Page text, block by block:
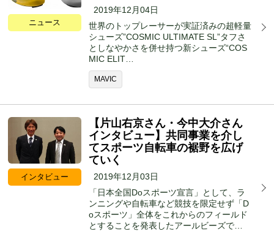
ニュース
2019年12月04日
世界のトップレーサーが実証済みの超軽量
シューズ”COSMIC ULTIMATE SL”タフさ
としなやかさを併せ持つ新シューズ“COS
MIC ELIT…
MAVIC
インタビュー
【片山右京さん・今中大介さん
インタビュー】共同事業を介し
てスポーツ自転車の裾野を広げ
ていく
2019年12月03日
「日本全国Doスポーツ宣言」として、ラ
ンニングや自転車など競技を限定せず「D
oスポーツ」全体をこれからのフィールド
とすることを発表したアールビーズで…